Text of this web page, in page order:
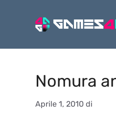
Nomura
Aprile 1, 2010 di